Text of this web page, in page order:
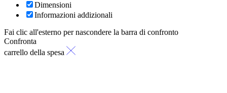
Dimensioni
Informazioni addizionali
Fai clic all'esterno per nascondere la barra di confronto
Confronta
carrello della spesa